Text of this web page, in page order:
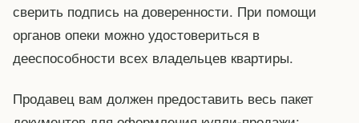
сверить подпись на доверенности. При помощи
органов опеки можно удостовериться в
дееспособности всех владельцев квартиры.
Продавец вам должен предоставить весь пакет